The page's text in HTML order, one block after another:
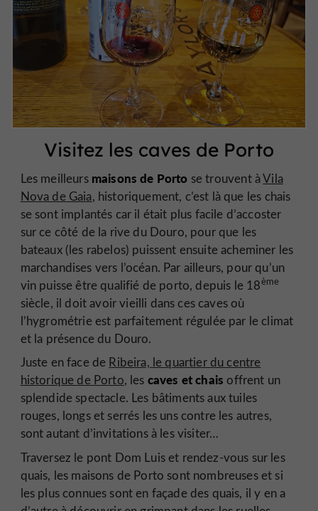
Visitez les caves de Porto
Les meilleurs maisons de Porto se trouvent àVila
Nova de Gaia, historiquement, c’est là que les chais
se sont implantés car il était plus facile d’accoster
sur ce côté de la rive du Douro, pour que les
bateaux (les rabelos) puissent ensuite acheminer les
marchandises vers l’océan. Par ailleurs, pour qu’un
vin puisse être qualifié de porto, depuis le 18ème
siècle, il doit avoir vieilli dans ces caves où
l’hygrométrie est parfaitement régulée par le climat
et la présence du Douro.
Juste en face de Ribeira, le quartier du centre
historique de Porto, les caves et chais offrent un
splendide spectacle. Les bâtiments aux tuiles
rouges, longs et serrés les uns contre les autres,
sont autant d’invitations à les visiter…
Traversez le pont Dom Luis et rendez-vous sur les
quais, les maisons de Porto sont nombreuses et si
les plus connues sont en façade des quais, il y en a